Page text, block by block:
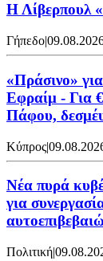
Η Λίβερπουλ
Γήπεδο|
«Πράσινο»
Εφραίμ - Για
Πάφου,
Κύπρος|
Νέα πυρά
για
Πολιτική|